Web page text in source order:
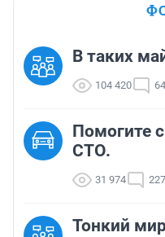
В таких
104 420
Помогите
СТО.
31 974 227
Тонкий мир